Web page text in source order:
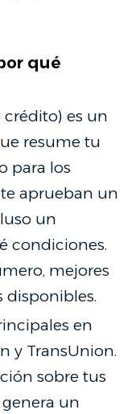
qué
es un
resume tu
para los
aprueban un
un
condiciones.
mejores
disponibles.
en
y TransUnion.
sobre tus
un